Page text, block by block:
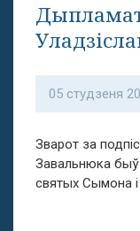
05 студзеня
Зварот за
Завальнюка
святых Сымона